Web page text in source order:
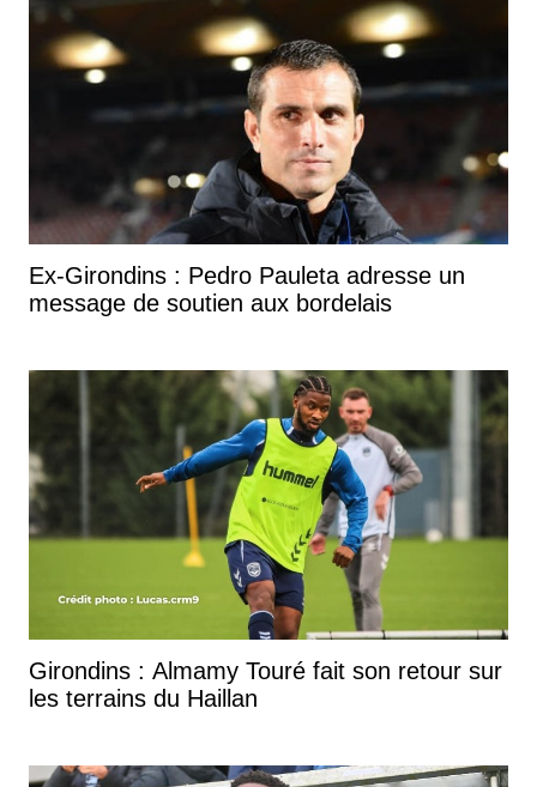
Ex-Girondins : Pedro Pauleta adresse un
message de soutien aux bordelais
Girondins : Almamy Touré fait son retour sur
les terrains du Haillan